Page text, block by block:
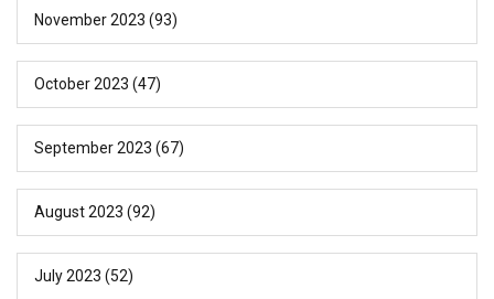
November 2023 (93)
October 2023 (47)
September 2023 (67)
August 2023 (92)
July 2023 (52)